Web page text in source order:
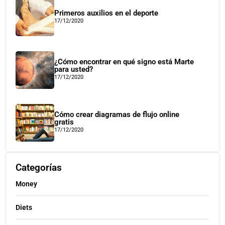
Primeros auxilios en el deporte
17/12/2020
¿Cómo encontrar en qué signo está Marte
para usted?
17/12/2020
Cómo crear diagramas de flujo online
gratis
17/12/2020
Categorías
Money
Diets